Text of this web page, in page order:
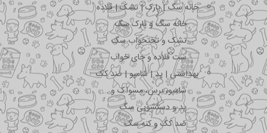
خانه سگ | پارک | تشک | قلاده
خانه سگ و پارک سگ
تشک و تختخواب سگ
ست قلاده و جای خواب
بهداشتی | پد | شامپو | ضد کک
شامپو، برس، مسواک و …
پد و دستشویی سگ
ضد کک و کنه سگ